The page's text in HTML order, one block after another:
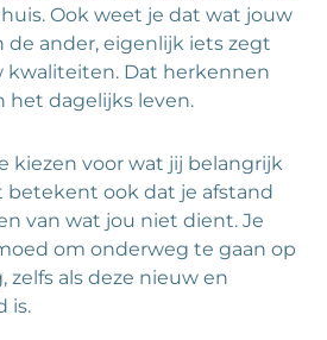
Ook weet je dat wat jouw
de ander, eigenlijk iets zegt
kwaliteiten. Dat herkennen
het dagelijks leven.
kiezen voor wat jij belangrijk
betekent ook dat je afstand
van wat jou niet dient. Je
om onderweg te gaan op
zelfs als deze nieuw en
is.